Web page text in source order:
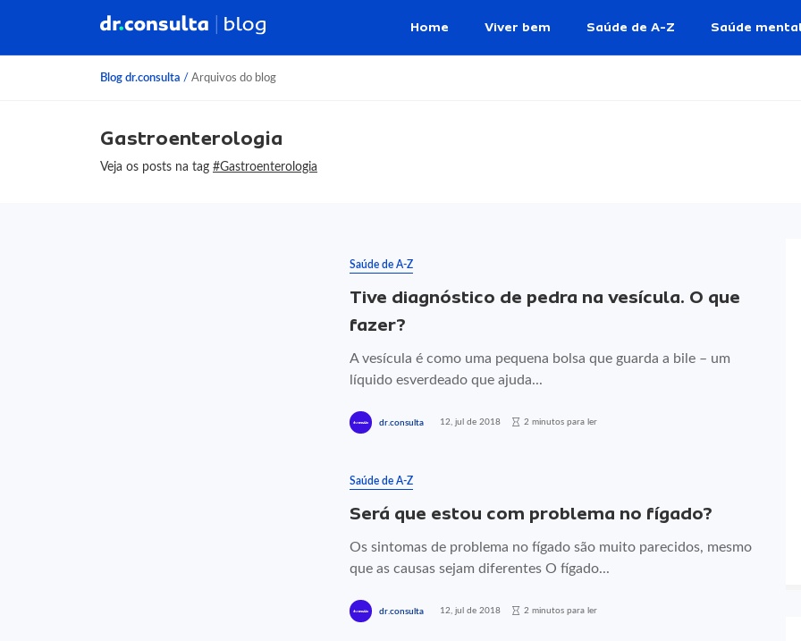
Home Viver bem Saúde de A-Z Saúde
Blog dr.consulta / Arquivos do blog
Gastroenterologia
Veja os posts na tag #Gastroenterologia
Saúde de A-Z
Tive diagnóstico de pedra na vesícula. O que
fazer?
A vesícula é como uma pequena bolsa que guarda a bile – um
líquido esverdeado que ajuda...
dr.consulta 12, jul de 2018 2 minutos para ler
Saúde de A-Z
Será que estou com problema no fígado?
Os sintomas de problema no fígado são muito parecidos, mesmo
que as causas sejam diferentes O fígado...
dr.consulta 12, jul de 2018 2 minutos para ler